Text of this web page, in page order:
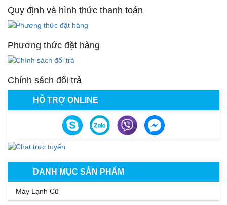
HỖ TRỢ ONLINE
DANH MỤC SẢN PHẨM
Máy Lạnh Cũ
Quy định và hình thức thanh toán
Phương thức đặt hàng
Chính sách đổi trả